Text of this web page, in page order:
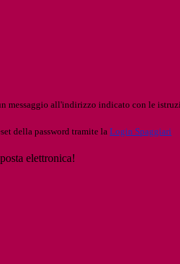
messaggio all'indirizzo indicato con le
della password tramite la Login Spaggiari
elettronica!